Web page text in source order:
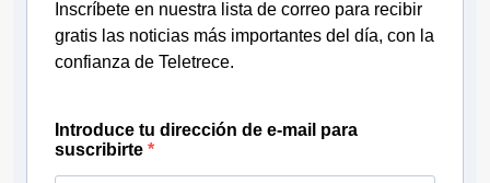
Inscríbete en nuestra lista de correo para recibir
gratis las noticias más importantes del día, con la
confianza de Teletrece.
Introduce tu dirección de e-mail para
suscribirte